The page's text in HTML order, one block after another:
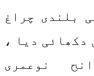
بلندی چراغ
دکھائی دیا ،
نوعمری